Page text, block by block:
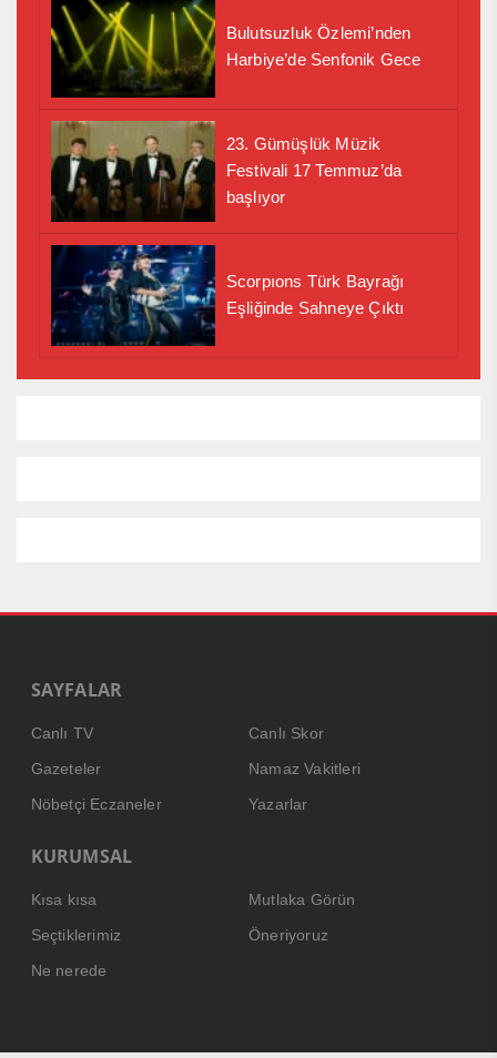
Bulutsuzluk Özlemi’nden
Harbiye’de Senfonik Gece
23. Gümüşlük Müzik
Festivali 17 Temmuz’da
başlıyor
Scorpıons Türk Bayrağı
Eşliğinde Sahneye Çıktı
SAYFALAR
Canlı TV
Canlı Skor
Gazeteler
Namaz Vakitleri
Nöbetçi Eczaneler
Yazarlar
KURUMSAL
Kısa kısa
Mutlaka Görün
Seçtiklerimiz
Öneriyoruz
Ne nerede